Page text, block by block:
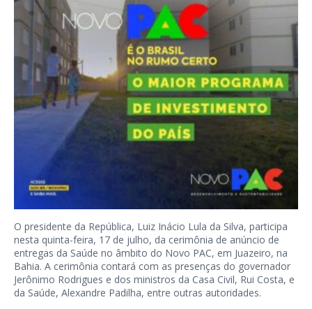
O presidente da República, Luiz Inácio Lula da Silva, participa
nesta quinta-feira, 17 de julho, da cerimônia de anúncio de
entregas da Saúde no âmbito do Novo PAC, em Juazeiro, na
Bahia. A cerimônia contará com as presenças do governador
Jerônimo Rodrigues e dos ministros da Casa Civil, Rui Costa, e
da Saúde, Alexandre Padilha, entre outras autoridades.